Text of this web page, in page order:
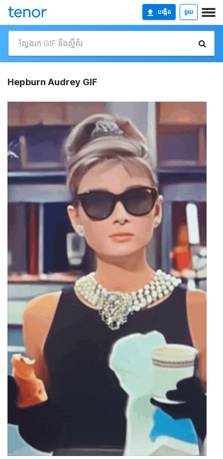
បង្កើត ចូល
Hepburn Audrey GIF